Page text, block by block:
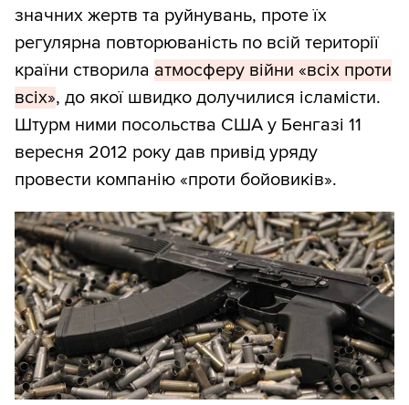
значних жертв та руйнувань, проте їх
регулярна повторюваність по всій території
країни створила атмосферу війни «всіх проти
всіх», до якої швидко долучилися ісламісти.
Штурм ними посольства США у Бенгазі 11
вересня 2012 року дав привід уряду
провести компанію «проти бойовиків».